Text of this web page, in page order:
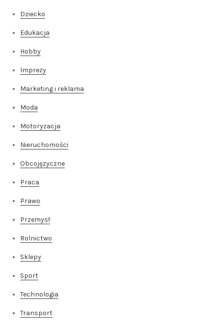
Dziecko
Edukacja
Hobby
Imprezy
Marketing i reklama
Moda
Motoryzacja
Nieruchomości
Obcojęzyczne
Praca
Prawo
Przemysł
Rolnictwo
Sklepy
Sport
Technologia
Transport